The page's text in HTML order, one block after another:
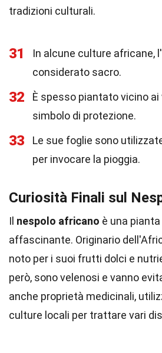
tradizioni culturali.
31
In alcune culture africane,
considerato sacro.
32
È spesso piantato vicino ai
simbolo di protezione.
33
Le sue foglie sono
per invocare la pioggia.
Curiosità Finali sul
Il nespolo africano è una
affascinante. Originario
noto per i suoi frutti dolci e
però, sono velenosi e vanno
anche proprietà medicinali,
culture locali per trattare vari